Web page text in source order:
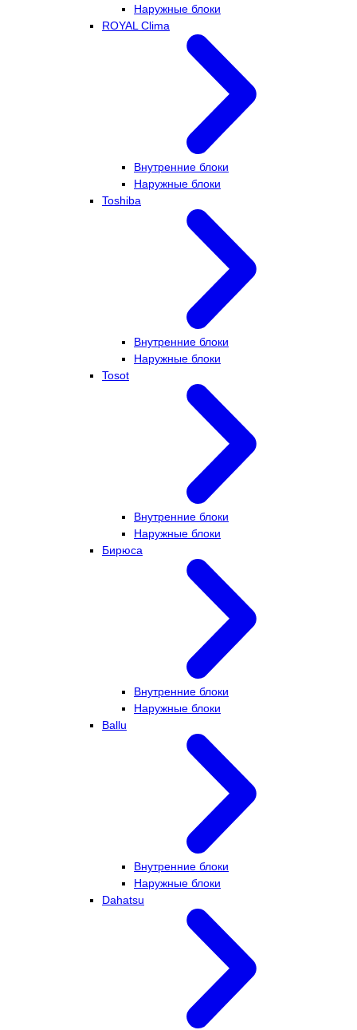
Наружные блоки
ROYAL Clima
Внутренние блоки
Наружные блоки
Toshiba
Внутренние блоки
Наружные блоки
Tosot
Внутренние блоки
Наружные блоки
Бирюса
Внутренние блоки
Наружные блоки
Ballu
Внутренние блоки
Наружные блоки
Dahatsu